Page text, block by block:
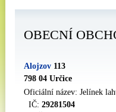
OBECNÍ
Alojzov 113
798 04 Určice
Oficiální název: Jelínek
IČ: 29281504